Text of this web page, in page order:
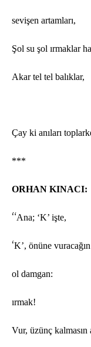
sevişen artamları,
Şol su şol ırmaklar
Akar tel tel balıklar,
Çay ki anıları
***
ORHAN KINACI:
“Ana; ‘K’ işte,
‘K’, önüne vuracağın
ol damgan:
ırmak!
Vur, üzünç kalmasın